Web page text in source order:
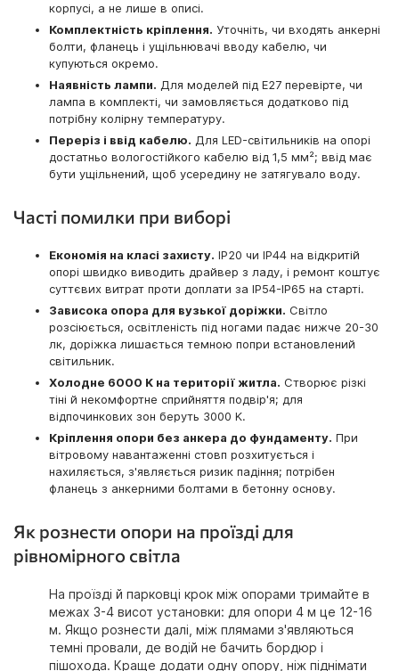
корпусі, а не лише в описі.
Комплектність кріплення. Уточніть, чи входять анкерні
болти, фланець і ущільнювачі вводу кабелю, чи
купуються окремо.
Наявність лампи. Для моделей під E27 перевірте, чи
лампа в комплекті, чи замовляється додатково під
потрібну колірну температуру.
Переріз і ввід кабелю. Для LED-світильників на опорі
достатньо вологостійкого кабелю від 1,5 мм²; ввід має
бути ущільнений, щоб усередину не затягувало воду.
Часті помилки при виборі
Економія на класі захисту. IP20 чи IP44 на відкритій
опорі швидко виводить драйвер з ладу, і ремонт коштує
суттєвих витрат проти доплати за IP54-IP65 на старті.
Зависока опора для вузької доріжки. Світло
розсіюється, освітленість під ногами падає нижче 20-30
лк, доріжка лишається темною попри встановлений
світильник.
Холодне 6000 K на території житла. Створює різкі
тіні й некомфортне сприйняття подвір'я; для
відпочинкових зон беруть 3000 K.
Кріплення опори без анкера до фундаменту. При
вітровому навантаженні стовп розхитується і
нахиляється, з'являється ризик падіння; потрібен
фланець з анкерними болтами в бетонну основу.
Як рознести опори на проїзді для
рівномірного світла
На проїзді й парковці крок між опорами тримайте в
межах 3-4 висот установки: для опори 4 м це 12-16
м. Якщо рознести далі, між плямами з'являються
темні провали, де водій не бачить бордюр і
пішохода. Краще додати одну опору, ніж піднімати